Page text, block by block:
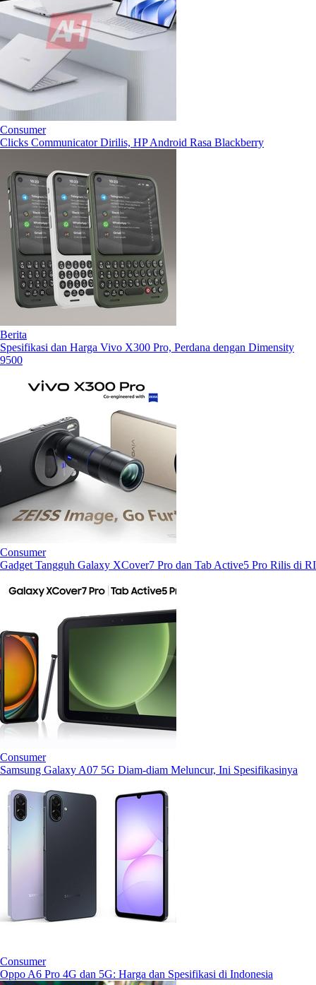
Consumer
Clicks Communicator Dirilis, HP Android Rasa Blackberry
Berita
Spesifikasi dan Harga Vivo X300 Pro, Perdana dengan Dimensity
9500
Consumer
Gadget Tangguh Galaxy XCover7 Pro dan Tab Active5 Pro Rilis di RI
Consumer
Samsung Galaxy A07 5G Diam-diam Meluncur, Ini Spesifikasinya
Consumer
Oppo A6 Pro 4G dan 5G: Harga dan Spesifikasi di Indonesia